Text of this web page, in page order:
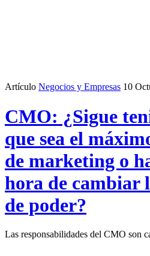
Artículo Negocios y Empresas 10
CMO: ¿Sigue
que sea el
de marketing o
hora de cambiar
de poder?
Las responsabilidades del CMO son